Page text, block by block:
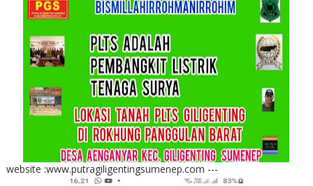
website :www.putragiligentingsumenep.com ---